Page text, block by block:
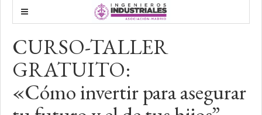
CURSO-TALLER
GRATUITO:
«Cómo invertir para asegurar